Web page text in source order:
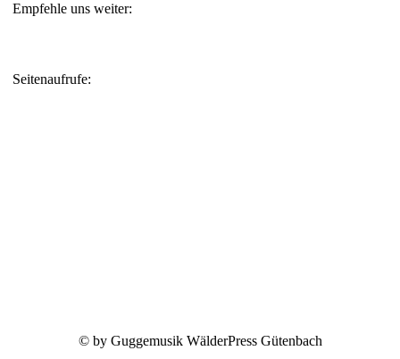
Empfehle uns weiter:
Seitenaufrufe:
© by Guggemusik WälderPress Gütenbach